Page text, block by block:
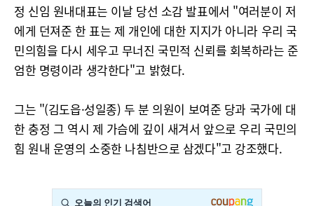
정 신임 원내대표는 이날 당선 소감 발표에서 "여러분이 저
에게 던져준 한 표는 제 개인에 대한 지지가 아니라 우리 국
민의힘을 다시 세우고 무너진 국민적 신뢰를 회복하라는 준
엄한 명령이라 생각한다"고 밝혔다.
그는 "(김도읍·성일종) 두 분 의원이 보여준 당과 국가에 대
한 충정 그 역시 제 가슴에 깊이 새겨서 앞으로 우리 국민의
힘 원내 운영의 소중한 나침반으로 삼겠다"고 강조했다.